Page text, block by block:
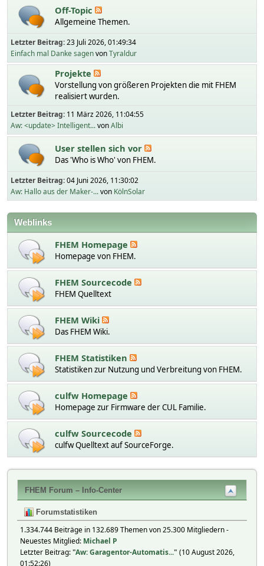
Off-Topic
Allgemeine Themen.
Letzter Beitrag:23 Juli 2026, 01:49:34
Einfach mal Danke sagenvonTyraldur
Projekte
Vorstellung von größeren Projekten die mit FHEM
realisiert wurden.
Letzter Beitrag: 11 März 2026, 11:04:55
Aw: <update> Intelligent...vonAlbi
User stellen sich vor
Das 'Who is Who' von FHEM.
Letzter Beitrag:04 Juni 2026, 11:30:02
Aw: Hallo aus der Maker-...von KölnSolar
Weblinks
FHEM Homepage
Homepage von FHEM.
FHEM Sourcecode
FHEM Quelltext
FHEM Wiki
Das FHEM Wiki.
FHEM Statistiken
Statistiken zur Nutzung und Verbreitung von FHEM.
culfw Homepage
Homepage zur Firmware der CUL Familie.
culfw Sourcecode
culfw Quelltext auf SourceForge.
FHEM Forum – Info-Center
Forumstatistiken
1.334.744 Beiträge in 132.689 Themen von 25.300 Mitgliedern -
Neuestes Mitglied: Michael P
Letzter Beitrag:"Aw: Garagentor-Automatis..." (10 August 2026,
01:52:26)